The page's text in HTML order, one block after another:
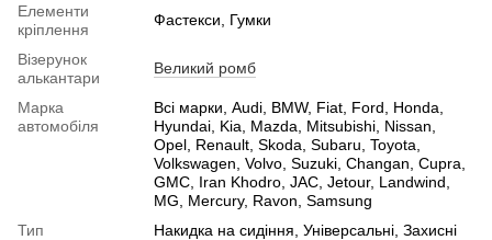
Елементи
кріплення
Фастекси, Гумки
Візерунок
алькантари
Великий ромб
Марка
автомобіля
Всі марки, Audi, BMW, Fiat, Ford, Honda,
Hyundai, Kia, Mazda, Mitsubishi, Nissan,
Opel, Renault, Skoda, Subaru, Toyota,
Volkswagen, Volvo, Suzuki, Changan, Cupra,
GMC, Iran Khodro, JAC, Jetour, Landwind,
MG, Mercury, Ravon, Samsung
Тип
Накидка на сидіння, Універсальні, Захисні